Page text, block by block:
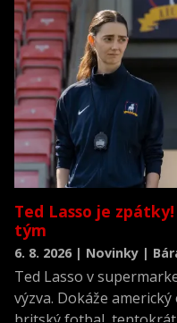
Ted Lasso je
tým
6. 8. 2026 | Novinky |
Ted Lasso v
výzva. Dokáže